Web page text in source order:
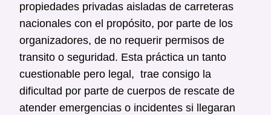
propiedades privadas aisladas de carreteras
nacionales con el propósito, por parte de los
organizadores, de no requerir permisos de
transito o seguridad. Esta práctica un tanto
cuestionable pero legal, trae consigo la
dificultad por parte de cuerpos de rescate de
atender emergencias o incidentes si llegaran